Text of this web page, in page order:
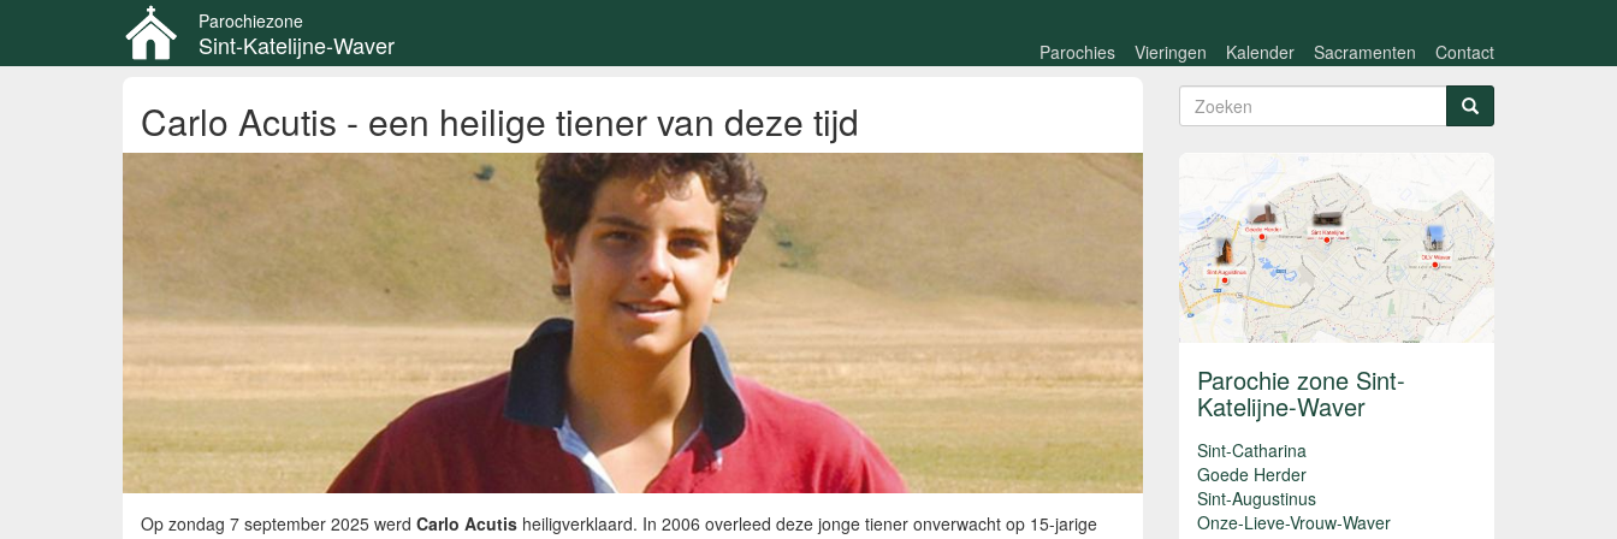
Parochiezone
Sint-Katelijne-Waver Parochies Vieringen Kalender Sacramenten Contact
Carlo Acutis - een heilige tiener van deze tijd
Op zondag 7 september 2025 werd Carlo Acutis heiligverklaard. In 2006 overleed deze jonge tiener onverwacht op 15-jarige
Zoekveld
Parochie zone Sint-
Katelijne-Waver
Sint-Catharina
Goede Herder
Sint-Augustinus
Onze-Lieve-Vrouw-Waver